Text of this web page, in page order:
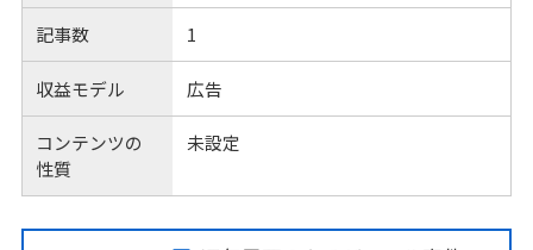
記事数 1
収益モデル 広告
コンテンツの
性質
未設定